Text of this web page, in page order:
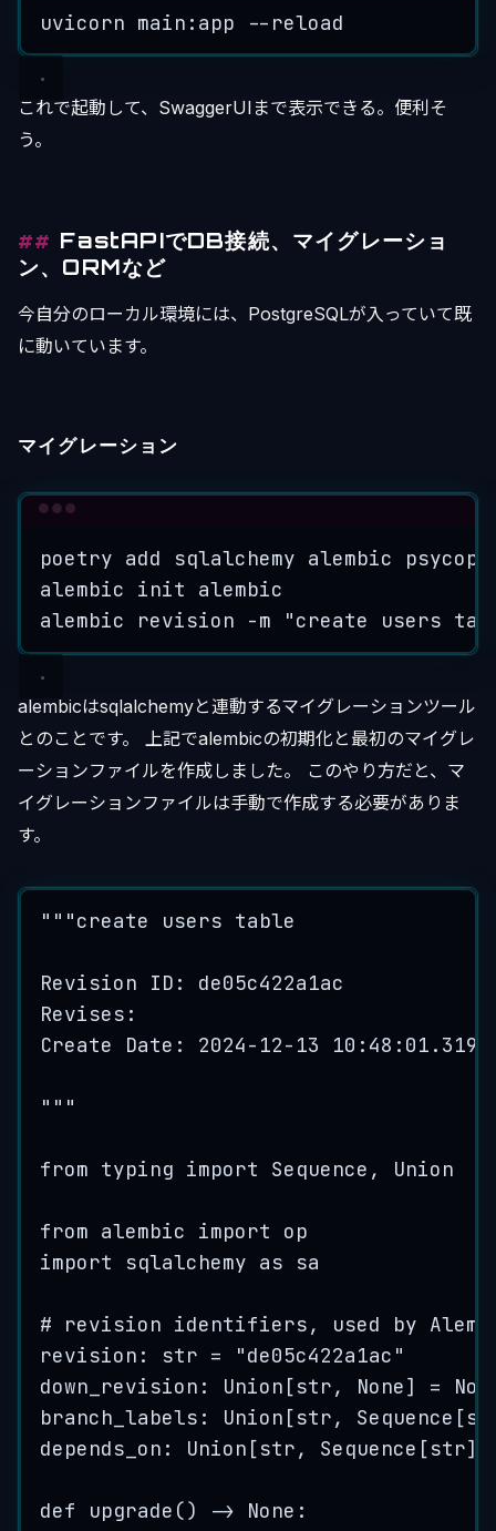
uvicorn main:app --reload
これで起動して、SwaggerUIまで表示できる。便利そ
う。
FastAPIでDB接続、マイグレーショ
ン、ORMなど
今自分のローカル環境には、PostgreSQLが入っていて既
に動いています。
マイグレーション
poetry add sqlalchemy alembic
alembic
init
alembic
alembic
revision -m "create users
alembicはsqlalchemyと連動するマイグレーションツール
とのことです。 上記でalembicの初期化と最初のマイグレ
ーションファイルを作成しました。 このやり方だと、マ
イグレーションファイルは手動で作成する必要がありま
す。
"""create users table
Revision ID: de05c422a1ac
Revises:
Create Date: 2024-12-13
"""
from typing import Sequence, Union
from alembic import op
import sqlalchemy as sa
# revision identifiers, used by
revision: str = "de05c422a1ac "
down_revision: Union[str , None] =
branch_labels: Union[str , Sequence[
depends_on: Union[str , Sequence[str
def upgrade () -> None :